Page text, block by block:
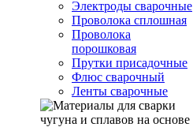
Электроды сварочные
Проволока сплошная
Проволока
порошковая
Прутки присадочные
Флюс сварочный
Ленты сварочные